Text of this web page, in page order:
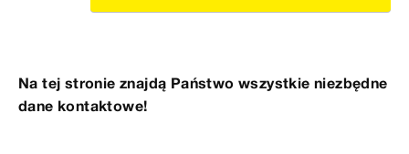
Na tej stronie znajdą Państwo wszystkie niezbędne
dane kontaktowe!